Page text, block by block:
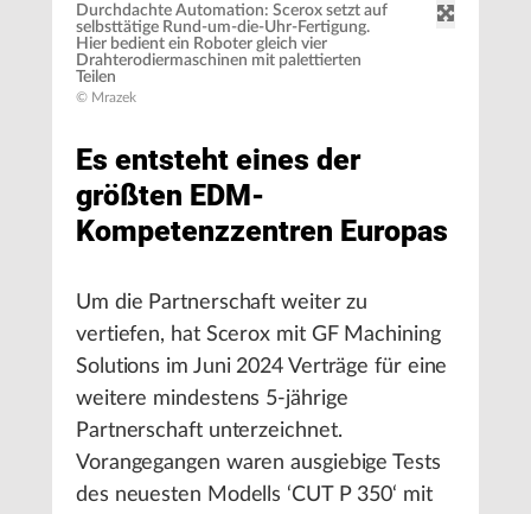
Durchdachte Automation: Scerox setzt auf
selbsttätige Rund-um-die-Uhr-Fertigung.
Hier bedient ein Roboter gleich vier
Drahterodiermaschinen mit palettierten
Teilen
© Mrazek
Es entsteht eines der
größten EDM-
Kompetenzzentren Europas
Um die Partnerschaft weiter zu
vertiefen, hat Scerox mit GF Machining
Solutions im Juni 2024 Verträge für eine
weitere mindestens 5-jährige
Partnerschaft unterzeichnet.
Vorangegangen waren ausgiebige Tests
des neuesten Modells ‘CUT P 350‘ mit